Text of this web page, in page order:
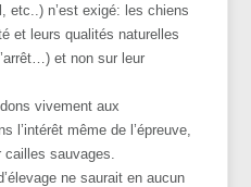
etc..) n’est exigé: les chiens
et leurs qualités naturelles
et non sur leur
vivement aux
l’intérêt même de l’épreuve,
sauvages.
ne saurait en aucun